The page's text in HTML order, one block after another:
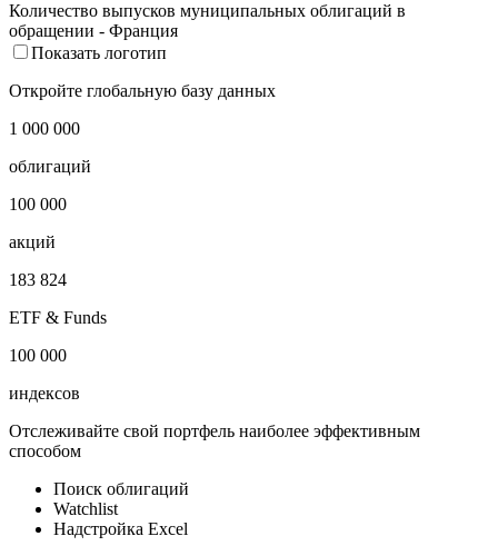
Количество выпусков муниципальных облигаций в
обращении - Франция
Показать логотип
Откройте глобальную базу данных
1 000 000
облигаций
100 000
акций
183 824
ETF & Funds
100 000
индексов
Отслеживайте свой портфель наиболее эффективным
способом
Поиск облигаций
Watchlist
Надстройка Excel